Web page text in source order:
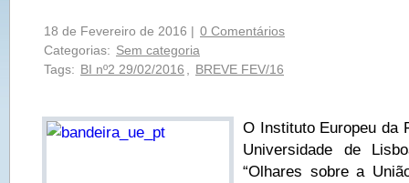
18 de Fevereiro de 2016 | 0 Comentários
Categorias: Sem categoria
Tags: BI nº2 29/02/2016 BREVE FEV/16
O Instituto Europeu da
Universidade de
“Olhares sobre a